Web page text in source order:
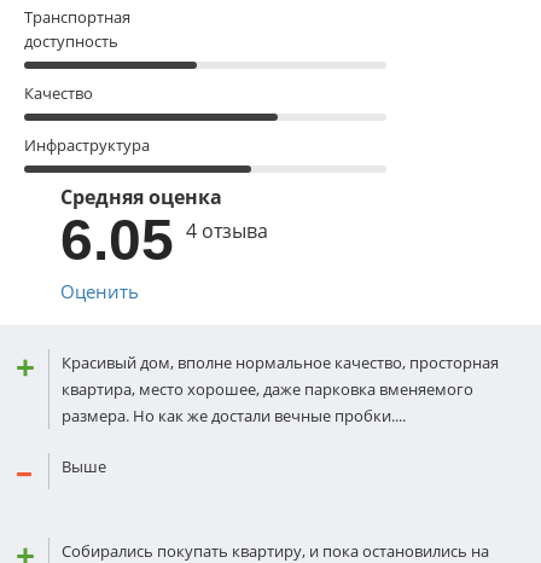
Транспортная
доступность
Качество
Инфраструктура
Средняя оценка
6.05 4 отзыва
Оценить
Красивый дом, вполне нормальное качество, просторная
квартира, место хорошее, даже парковка вменяемого
размера. Но как же достали вечные пробки....
Выше
Собирались покупать квартиру, и пока остановились на